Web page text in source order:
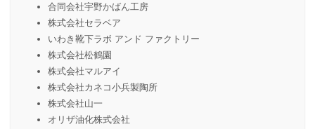
合同会社宇野かばん工房
株式会社セラベア
いわき靴下ラボ アンド ファクトリー
株式会社松鶴園
株式会社マルアイ
株式会社カネコ小兵製陶所
株式会社山一
オリザ油化株式会社